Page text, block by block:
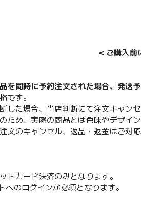
＜ご購入前
を同時に予約注文された場合、発送
です。
した場合、当店判断にて注文キャン
ため、実際の商品とは色味やデザイ
文のキャンセル、返品・返金はご対応
トカード決済のみとなります。
へのログインが必須となります。